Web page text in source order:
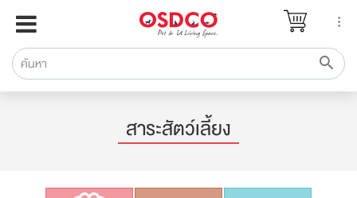
หน้าแรก
แบรนด์
รีวิว
สาระสัตว์เลี้ยง